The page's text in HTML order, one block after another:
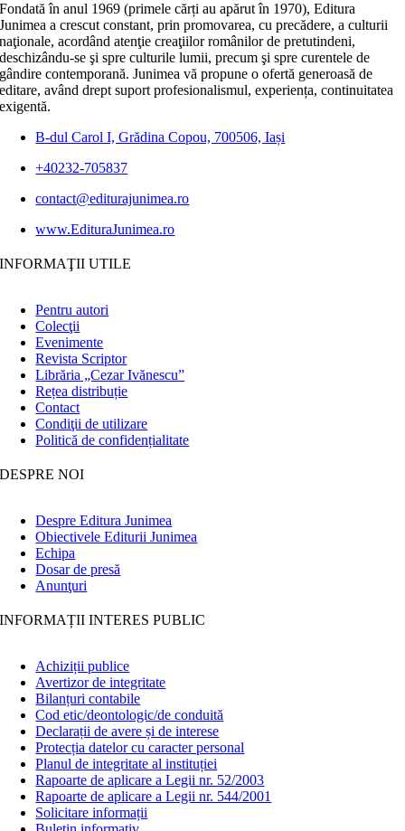
Fondată în anul 1969 (primele cărți au apărut în 1970), Editura
Junimea a crescut constant, prin promovarea, cu precădere, a culturii
naţionale, acordând atenţie creaţiilor românilor de pretutindeni,
deschizându-se şi spre culturile lumii, precum şi spre curentele de
gândire contemporană. Junimea vă propune o ofertă generoasă de
editare, având drept suport profesionalismul, experiența, continuitatea
exigentă.
B-dul Carol I, Grădina Copou, 700506, Iași
+40232-705837
contact@editurajunimea.ro
www.EdituraJunimea.ro
INFORMAŢII UTILE
Pentru autori
Colecţii
Evenimente
Revista Scriptor
Librăria „Cezar Ivănescu”
Rețea distribuție
Contact
Condiţii de utilizare
Politică de confidențialitate
DESPRE NOI
Despre Editura Junimea
Obiectivele Editurii Junimea
Echipa
Dosar de presă
Anunţuri
INFORMAȚII INTERES PUBLIC
Achiziții publice
Avertizor de integritate
Bilanțuri contabile
Cod etic/deontologic/de conduită
Declarații de avere și de interese
Protecția datelor cu caracter personal
Planul de integritate al instituției
Rapoarte de aplicare a Legii nr. 52/2003
Rapoarte de aplicare a Legii nr. 544/2001
Solicitare informații